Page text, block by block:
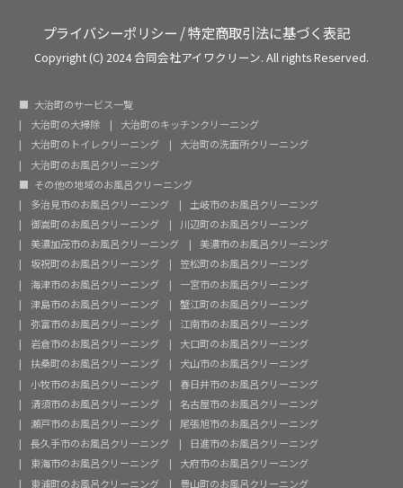
プライバシーポリシー /特定商取引法に基づく表記
Copyright (C) 2024 合同会社アイワクリーン. All rights Reserved.
大治町のサービス一覧
大治町の大掃除
大治町のキッチンクリーニング
大治町のトイレクリーニング
大治町の洗面所クリーニング
大治町のお風呂クリーニング
その他の地域のお風呂クリーニング
多治見市のお風呂クリーニング
土岐市のお風呂クリーニング
御嵩町のお風呂クリーニング
川辺町のお風呂クリーニング
美濃加茂市のお風呂クリーニング
美濃市のお風呂クリーニング
坂祝町のお風呂クリーニング
笠松町のお風呂クリーニング
海津市のお風呂クリーニング
一宮市のお風呂クリーニング
津島市のお風呂クリーニング
蟹江町のお風呂クリーニング
弥富市のお風呂クリーニング
江南市のお風呂クリーニング
岩倉市のお風呂クリーニング
大口町のお風呂クリーニング
扶桑町のお風呂クリーニング
犬山市のお風呂クリーニング
小牧市のお風呂クリーニング
春日井市のお風呂クリーニング
清須市のお風呂クリーニング
名古屋市のお風呂クリーニング
瀬戸市のお風呂クリーニング
尾張旭市のお風呂クリーニング
長久手市のお風呂クリーニング
日進市のお風呂クリーニング
東海市のお風呂クリーニング
大府市のお風呂クリーニング
東浦町のお風呂クリーニング
豊山町のお風呂クリーニング